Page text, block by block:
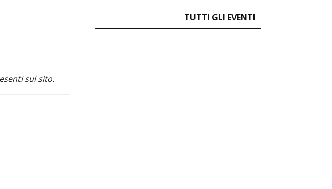
sul sito.
TUTTI GLI EVENTI